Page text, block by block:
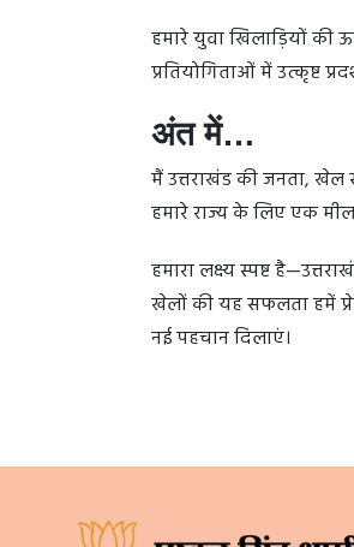
हमारे युवा खिलाड़ियों की
प्रतियोगिताओं में उत्कृष्ट
अंत में…
मैं उत्तराखंड की जनता, खेल
हमारे राज्य के लिए एक
हमारा लक्ष्य स्पष्ट
खेलों की यह सफलता हमें
नई पहचान दिलाएं।